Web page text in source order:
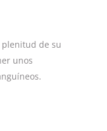
plenitud de su
unos